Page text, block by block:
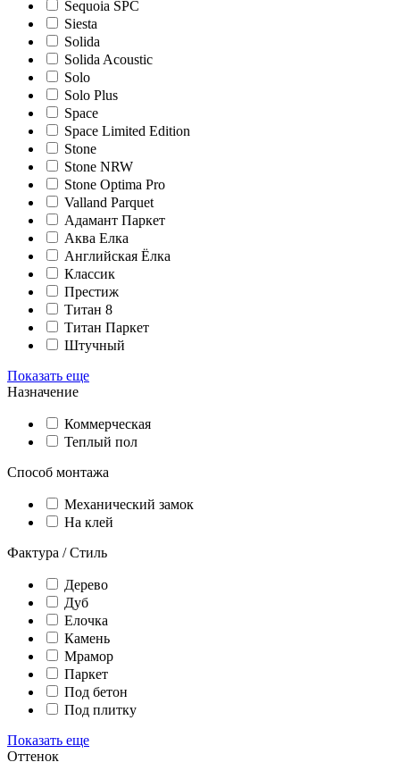
Sequoia SPC
Siesta
Solida
Solida Acoustic
Solo
Solo Plus
Space
Space Limited Edition
Stone
Stone NRW
Stone Optima Pro
Valland Parquet
Адамант Паркет
Аква Елка
Английская Ёлка
Классик
Престиж
Титан 8
Титан Паркет
Штучный
Показать еще
Назначение
Коммерческая
Теплый пол
Способ монтажа
Механический замок
На клей
Фактура / Стиль
Дерево
Дуб
Елочка
Камень
Мрамор
Паркет
Под бетон
Под плитку
Показать еще
Оттенок